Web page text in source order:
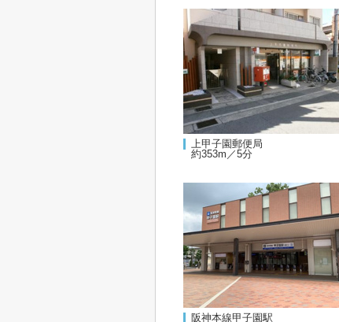
上甲子園郵便局
約353m／5分
阪神本線甲子園駅